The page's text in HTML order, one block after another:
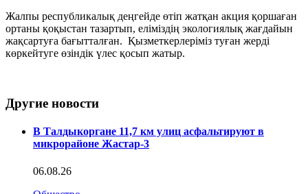
Жалпы республикалық деңгейде өтіп жатқан акция қоршаған
ортаны қоқыстан тазартып, еліміздің экологиялық жағдайын
жақсартуға бағытталған. Қызметкерлеріміз туған жерді
көркейтуге өзіндік үлес қосып жатыр.
Другие новости
В Талдыкоргане 11,7 км улиц асфальтируют в
микрорайоне Жастар-3
06.08.26